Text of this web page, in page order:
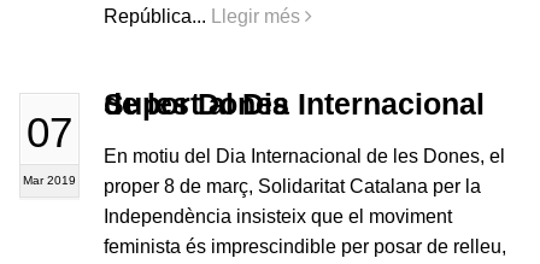
República...
Llegir més
07
Mar 2019
Suport al Dia Internacional de les Dones
En motiu del Dia Internacional de les Dones, el
proper 8 de març, Solidaritat Catalana per la
Independència insisteix que el moviment
feminista és imprescindible per posar de relleu,